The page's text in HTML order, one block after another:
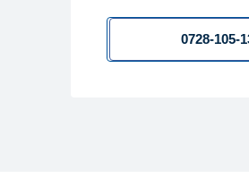
de
cu
0728-105-